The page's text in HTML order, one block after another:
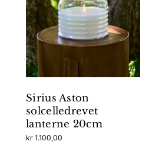
Sirius Aston
solcelledrevet
lanterne 20cm
kr 1.100,00